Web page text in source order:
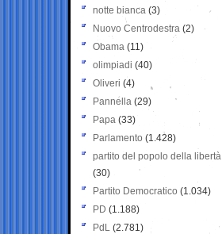
notte bianca (3)
Nuovo Centrodestra (2)
Obama (11)
olimpiadi (40)
Oliveri (4)
Pannella (29)
Papa (33)
Parlamento (1.428)
partito del popolo della libertà
(30)
Partito Democratico (1.034)
PD (1.188)
PdL (2.781)